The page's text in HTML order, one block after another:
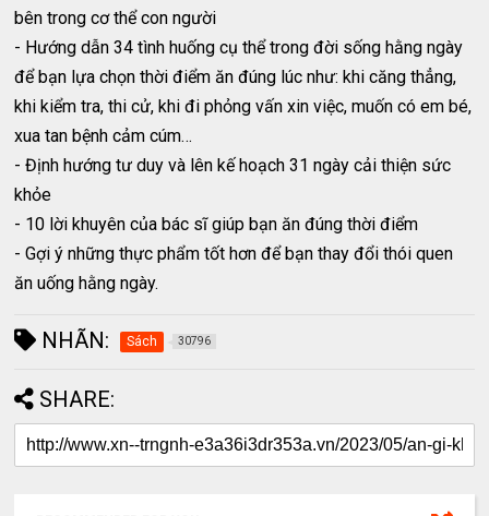
bên trong cơ thể con người
- Hướng dẫn 34 tình huống cụ thể trong đời sống hằng ngày
để bạn lựa chọn thời điểm ăn đúng lúc như: khi căng thẳng,
khi kiểm tra, thi cử, khi đi phỏng vấn xin việc, muốn có em bé,
xua tan bệnh cảm cúm…
- Định hướng tư duy và lên kế hoạch 31 ngày cải thiện sức
khỏe
- 10 lời khuyên của bác sĩ giúp bạn ăn đúng thời điểm
- Gợi ý những thực phẩm tốt hơn để bạn thay đổi thói quen
ăn uống hằng ngày.
NHÃN: Sách 30796
SHARE: